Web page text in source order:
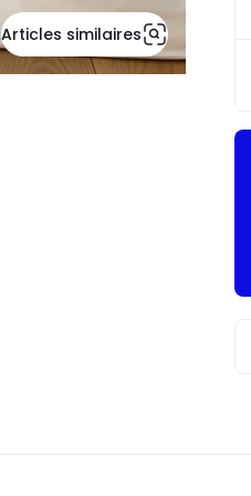
Articles similaires